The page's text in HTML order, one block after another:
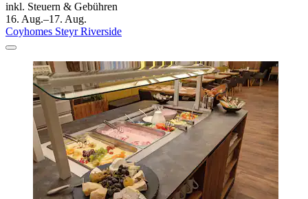
inkl. Steuern & Gebühren
16. Aug.–17. Aug.
Coyhomes Steyr Riverside